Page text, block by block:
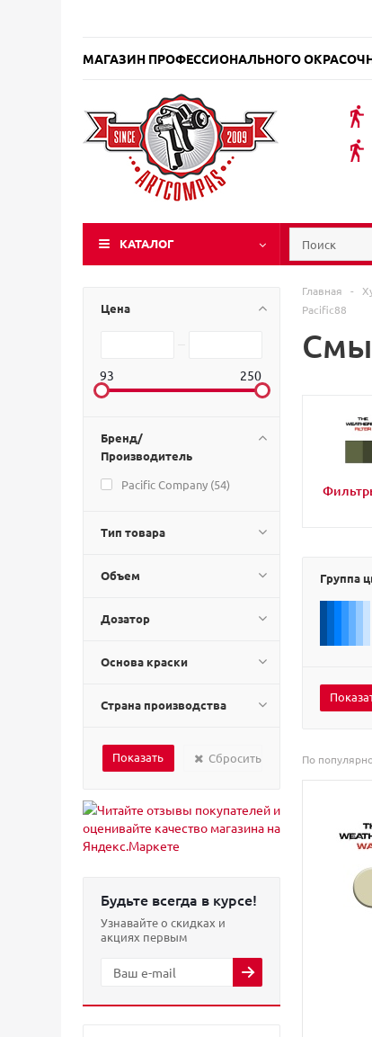
МАГАЗИН ПРОФЕССИОНАЛЬНОГО
КАТАЛОГ
Цена
93 250
Бренд/
Производитель
Pacific Company (54)
Тип товара
Объем
Дозатор
Основа краски
Страна производства
Сбросить
Будьте всегда в курсе!
Узнавайте о скидках и
акциях первым
Главная -
Pacific88
Группа
По